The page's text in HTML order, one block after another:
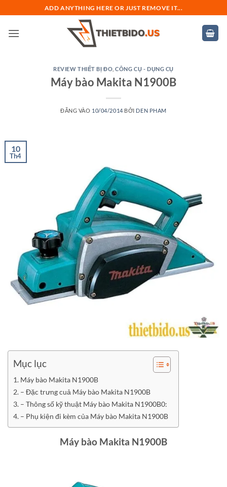
qua
nội
ADD ANYTHING HERE OR JUST REMOVE IT...
REVIEW THIẾT BỊ ĐO ,CÔNG CỤ - DỤNG CỤ
Máy bào Makita N1900B
ĐĂNG VÀO 10/04/2014 BỞI DEN PHAM
10
Th4
Mục lục
Máy bào Makita N1900B
– Đặc trưng cuả Máy bào Makita N1900B
– Thông số kỹ thuật Máy bào Makita N1900B0:
– Phụ kiện đi kèm của Máy bào Makita N1900B
Máy bào Makita N1900B